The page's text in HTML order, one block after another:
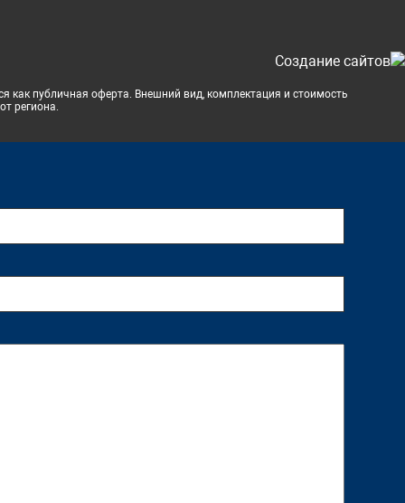
Cоздание сайтов
как публичная оферта. Внешний вид, комплектация и стоимость
региона.